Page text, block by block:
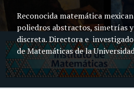
Reconocida matemática
poliedros abstractos, simetrías
discreta. Directora e
de Matemáticas de la